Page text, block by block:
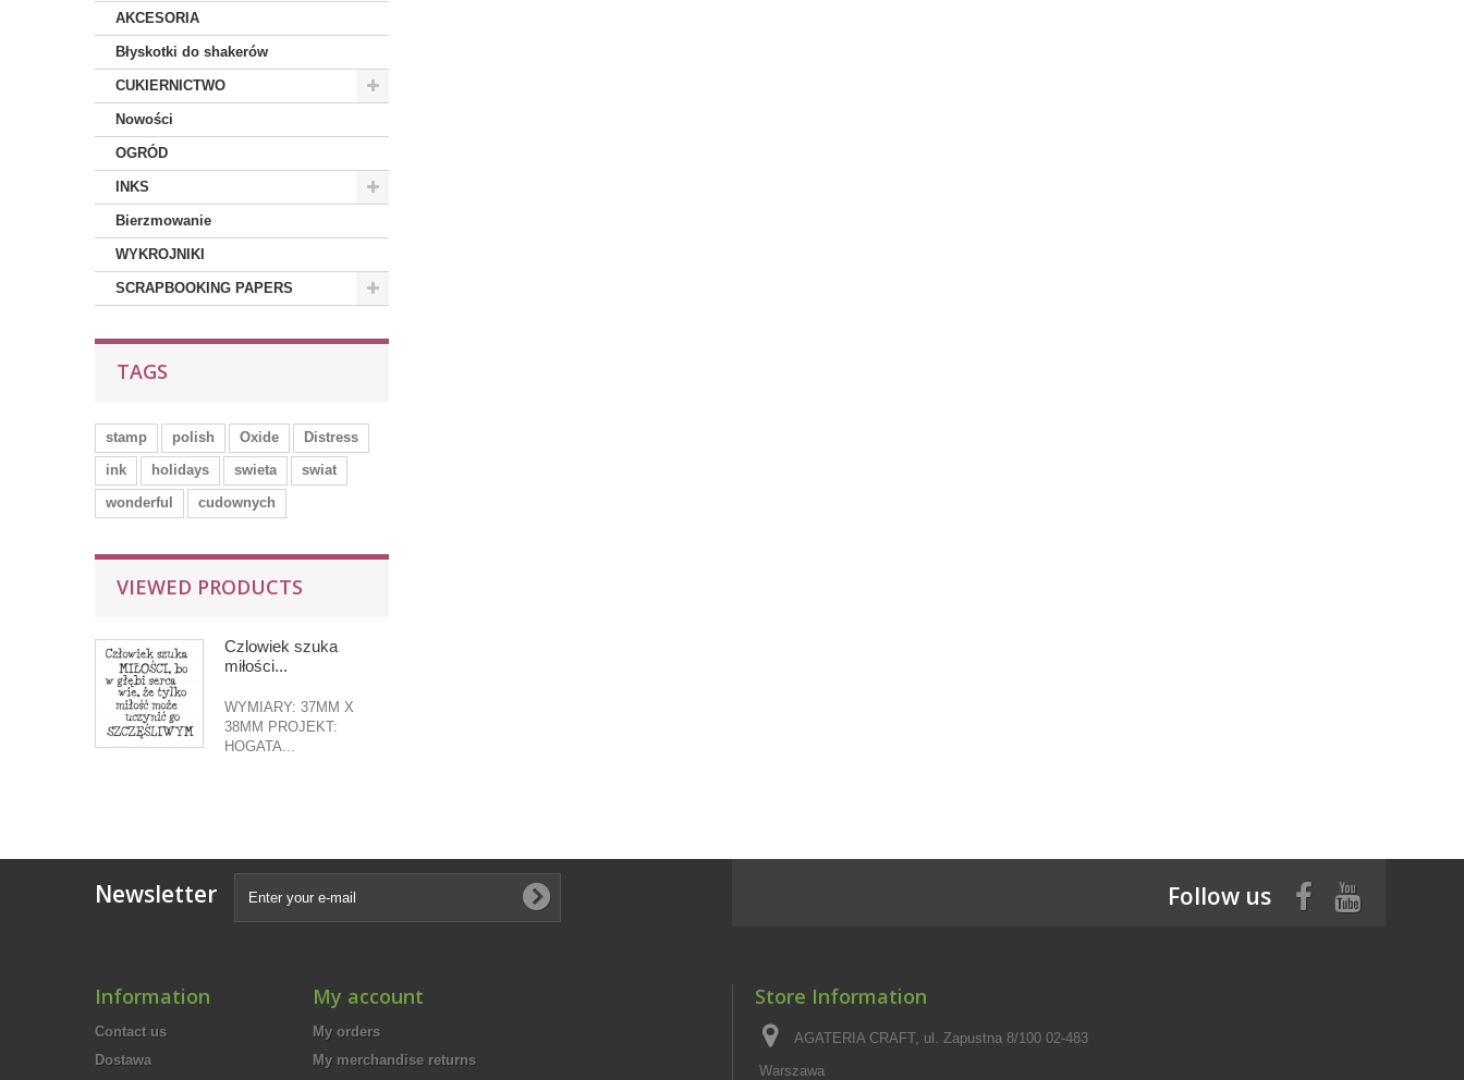
AKCESORIA
Błyskotki do shakerów
CUKIERNICTWO
Nowości
OGRÓD
INKS
Bierzmowanie
WYKROJNIKI
SCRAPBOOKING PAPERS
TAGS
stamp polish Oxide
Distress
ink
holidays swieta
swiat
wonderful
cudownych
VIEWED PRODUCTS
Czlowiek szuka
miłości...
WYMIARY: 37MM X
38MM PROJEKT:
HOGATA...
Newsletter Follow us
Information
Contact us
Dostawa
My account
My orders
My merchandise returns
Store Information
AGATERIA CRAFT, ul. Zapustna 8/100 02-483
Warszawa